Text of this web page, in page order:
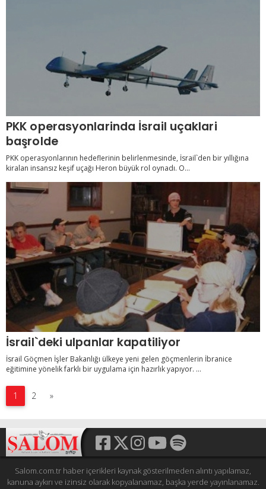
PKK operasyonlarinda İsrail uçaklari
başrolde
PKK operasyonlarının hedeflerinin belirlenmesinde, İsrail`den bir yıllığına
kiralan insansız keşif uçağı Heron büyük rol oynadı. O...
İsrail`deki ulpanlar kapatiliyor
İsrail Göçmen İşler Bakanlığı ülkeye yeni gelen göçmenlerin İbranice
eğitimine yönelik farklı bir uygulama için hazırlık yapıyor. ...
1 2 »
Salom.com.tr haber içerikleri kaynak gösterilmeden alıntı yapılamaz,
kanuna aykırı ve izinsiz olarak kopyalanamaz, başka yerde yayınlanamaz.